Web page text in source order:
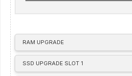
RAM UPGRADE
SSD UPGRADE SLOT 1